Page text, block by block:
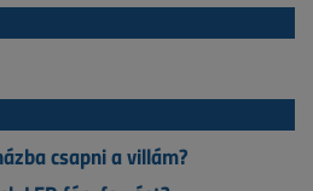
csapni a villám?